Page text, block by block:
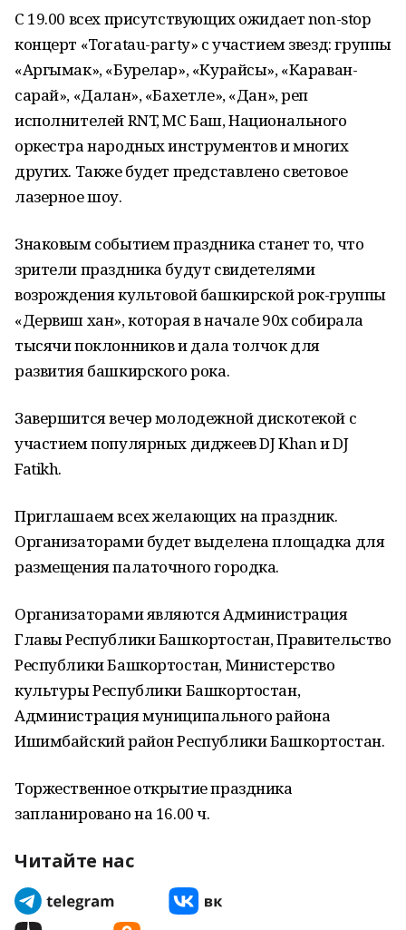
С 19.00 всех присутствующих ожидает non-stop
концерт «Toratau-party» с участием звезд: группы
«Аргымак», «Бурелар», «Курайсы», «Караван-
сарай», «Далан», «Бахетле», «Дан», реп
исполнителей RNT, МС Баш, Национального
оркестра народных инструментов и многих
других. Также будет представлено световое
лазерное шоу.
Знаковым событием праздника станет то, что
зрители праздника будут свидетелями
возрождения культовой башкирской рок-группы
«Дервиш хан», которая в начале 90х собирала
тысячи поклонников и дала толчок для
развития башкирского рока.
Завершится вечер молодежной дискотекой с
участием популярных диджеев DJ Khan и DJ
Fatikh.
Приглашаем всех желающих на праздник.
Организаторами будет выделена площадка для
размещения палаточного городка.
Организаторами являются Администрация
Главы Республики Башкортостан, Правительство
Республики Башкортостан, Министерство
культуры Республики Башкортостан,
Администрация муниципального района
Ишимбайский район Республики Башкортостан.
Торжественное открытие праздника
запланировано на 16.00 ч.
Читайте нас